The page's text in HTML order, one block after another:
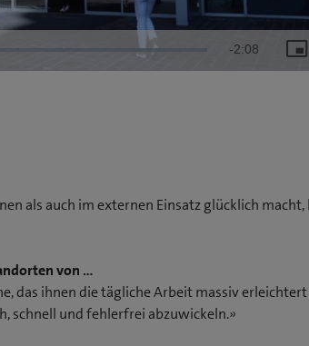
Remaining
-2:08
als auch im externen Einsatz glücklich
von …
das ihnen die tägliche Arbeit massiv
schnell und fehlerfrei abzuwickeln.»